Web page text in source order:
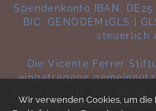
Spendenkonto IBAN:
BIC: GENODEM1GLS |
steuerlich
Die Vicente Ferrer
eingetragene
der Steuernummer
Wir verwenden Cookies, um